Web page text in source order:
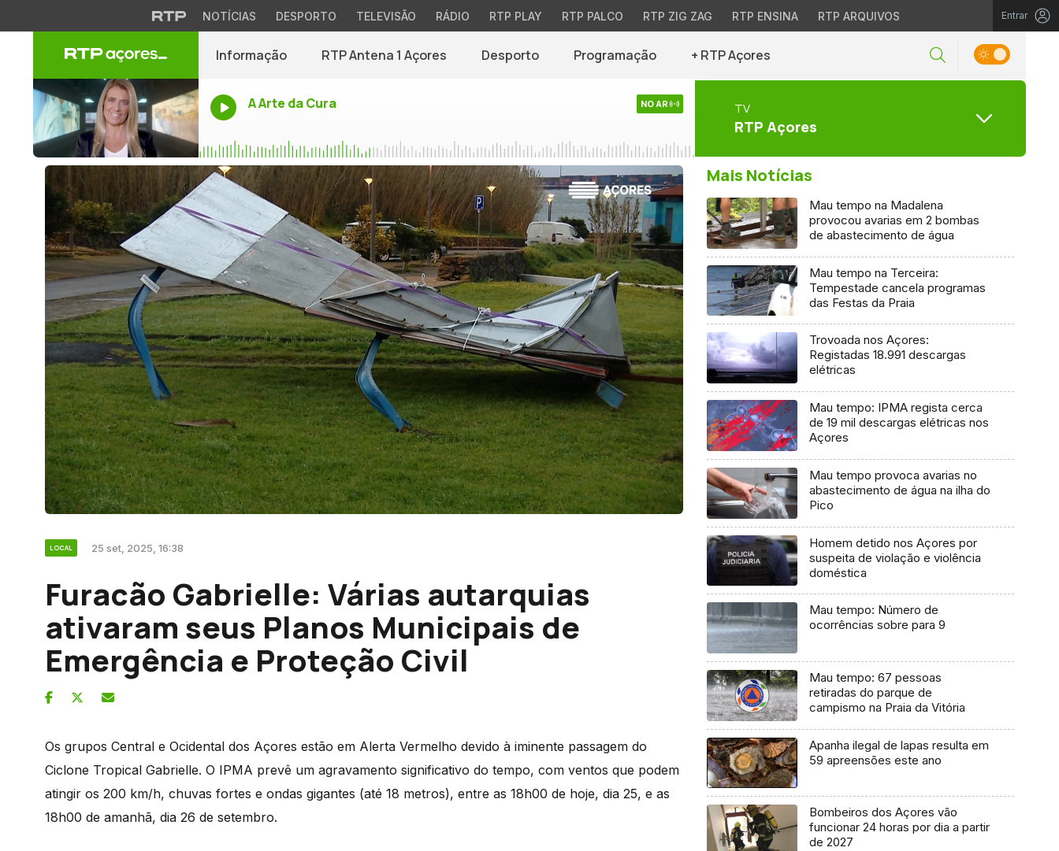
NOTÍCIAS DESPORTO TELEVISÃO RÁDIO RTP PLAY RTP PALCO RTP ZIG ZAG RTP ENSINA RTP ARQUIVOS Entrar
Informação RTP Antena 1 Açores Desporto Programação + RTP Açores
A Arte da Cura NO AR TV
RTP Açores
LOCAL 25 set, 2025, 16:38
Furacão Gabrielle: Várias autarquias
ativaram seus Planos Municipais de
Emergência e Proteção Civil
Os grupos Central e Ocidental dos Açores estão em Alerta Vermelho devido à iminente passagem do
Ciclone Tropical Gabrielle. O IPMA prevê um agravamento significativo do tempo, com ventos que podem
atingir os 200 km/h, chuvas fortes e ondas gigantes (até 18 metros), entre as 18h00 de hoje, dia 25, e as
18h00 de amanhã, dia 26 de setembro.
Mais Notícias
Mau tempo na Madalena
provocou avarias em 2 bombas
de abastecimento de água
Mau tempo na Terceira:
Tempestade cancela programas
das Festas da Praia
Trovoada nos Açores:
Registadas 18.991 descargas
elétricas
Mau tempo: IPMA regista cerca
de 19 mil descargas elétricas nos
Açores
Mau tempo provoca avarias no
abastecimento de água na ilha do
Pico
Homem detido nos Açores por
suspeita de violação e violência
doméstica
Mau tempo: Número de
ocorrências sobre para 9
Mau tempo: 67 pessoas
retiradas do parque de
campismo na Praia da Vitória
Apanha ilegal de lapas resulta em
59 apreensões este ano
Bombeiros dos Açores vão
funcionar 24 horas por dia a partir
de 2027